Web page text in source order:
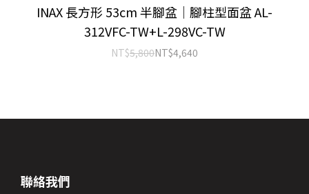
INAX 長方形 53cm 半腳盆｜腳柱型面盆 AL-
312VFC-TW+L-298VC-TW
NT$5,800NT$4,640
聯絡我們